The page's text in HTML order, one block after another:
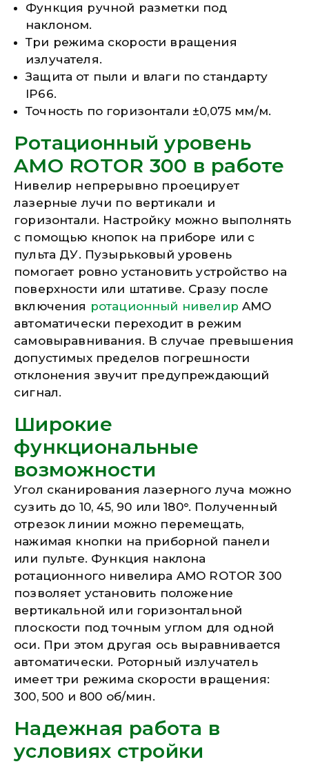
Функция ручной разметки под
наклоном.
Три режима скорости вращения
излучателя.
Защита от пыли и влаги по стандарту
IP66.
Точность по горизонтали ±0,075 мм/м.
Ротационный уровень
AMO ROTOR 300 в работе
Нивелир непрерывно проецирует
лазерные лучи по вертикали и
горизонтали. Настройку можно выполнять
с помощью кнопок на приборе или с
пульта ДУ. Пузырьковый уровень
помогает ровно установить устройство на
поверхности или штативе. Сразу после
включения ротационный нивелир AMO
автоматически переходит в режим
самовыравнивания. В случае превышения
допустимых пределов погрешности
отклонения звучит предупреждающий
сигнал.
Широкие
функциональные
возможности
Угол сканирования лазерного луча можно
сузить до 10, 45, 90 или 180°. Полученный
отрезок линии можно перемещать,
нажимая кнопки на приборной панели
или пульте. Функция наклона
ротационного нивелира AMO ROTOR 300
позволяет установить положение
вертикальной или горизонтальной
плоскости под точным углом для одной
оси. При этом другая ось выравнивается
автоматически. Роторный излучатель
имеет три режима скорости вращения:
300, 500 и 800 об/мин.
Надежная работа в
условиях стройки